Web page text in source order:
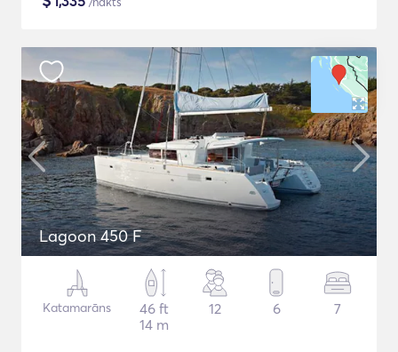
Lagoon 450 F
Katamarāns
46 ft
14 m
12 6 7